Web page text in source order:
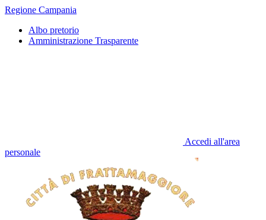
Regione Campania
Albo pretorio
Amministrazione Trasparente
Accedi all'area
personale